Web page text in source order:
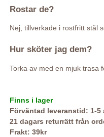
Rostar de?
Nej, tillverkade i rostfritt stål
Hur sköter jag dem?
Torka av med en mjuk trasa
Finns i lager
Förväntad leveranstid: 1-
21 dagars returrätt från
Frakt: 39kr